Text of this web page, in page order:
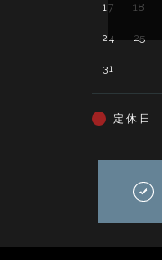
17 18
24 25
31
定休日